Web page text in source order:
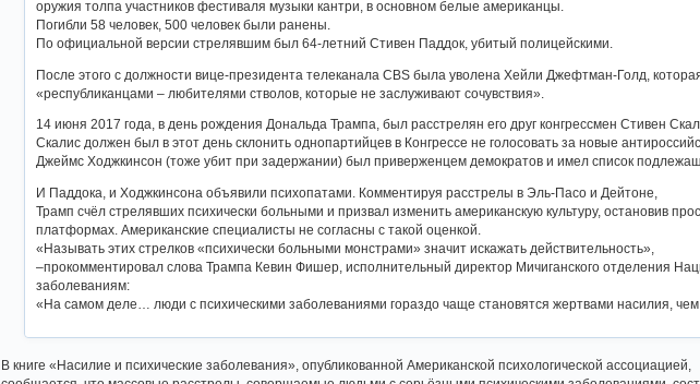
оружия толпа участников фестиваля музыки кантри, в основном белые американцы.
Погибли 58 человек, 500 человек были ранены.
По официальной версии стрелявшим был 64-летний Стивен Паддок, убитый полицейскими.
После этого с должности вице-президента телеканала CBS была уволена Хейли Джефтман-Голд,
«республиканцами – любителями стволов, которые не заслуживают сочувствия».
14 июня 2017 года, в день рождения Дональда Трампа, был расстрелян его друг конгрессмен Стивен
Скалис должен был в этот день склонить однопартийцев в Конгрессе не голосовать за новые
Джеймс Ходжкинсон (тоже убит при задержании) был приверженцем демократов и имел список
И Паддока, и Ходжкинсона объявили психопатами. Комментируя расстрелы в Эль-Пасо и Дейтоне,
Трамп счёл стрелявших психически больными и призвал изменить американскую культуру, остановив
платформах. Американские специалисты не согласны с такой оценкой.
«Называть этих стрелков «психически больными монстрами» значит искажать действительность»,
–прокомментировал слова Трампа Кевин Фишер, исполнительный директор Мичиганского отделения
заболеваниям:
«На самом деле… люди с психическими заболеваниями гораздо чаще становятся жертвами насилия, чем
В книге «Насилие и психические заболевания», опубликованной Американской психологической ассоциацией,